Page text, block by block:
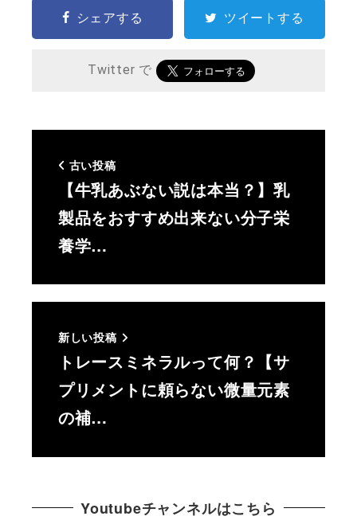
シェアする ツイートする
Twitter で
古い投稿
【牛乳あぶない説は本当？】乳
製品をおすすめ出来ない分子栄
養学…
新しい投稿
トレースミネラルって何？【サ
プリメントに頼らない微量元素
の補…
Youtubeチャンネルはこちら